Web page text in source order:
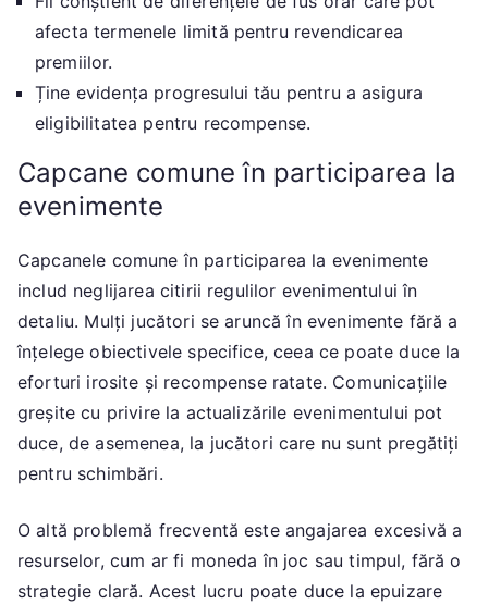
afecta termenele limită pentru revendicarea
premiilor.
Ține evidența progresului tău pentru a asigura
eligibilitatea pentru recompense.
Capcane comune în participarea la
evenimente
Capcanele comune în participarea la evenimente
includ neglijarea citirii regulilor evenimentului în
detaliu. Mulți jucători se aruncă în evenimente fără a
înțelege obiectivele specifice, ceea ce poate duce la
eforturi irosite și recompense ratate. Comunicațiile
greșite cu privire la actualizările evenimentului pot
duce, de asemenea, la jucători care nu sunt pregătiți
pentru schimbări.
O altă problemă frecventă este angajarea excesivă a
resurselor, cum ar fi moneda în joc sau timpul, fără o
strategie clară. Acest lucru poate duce la epuizare